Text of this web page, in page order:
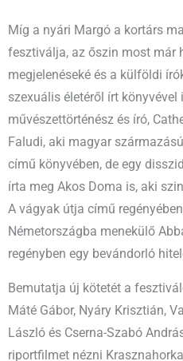
Míg a nyári Margó a kortárs
fesztiválja, az őszin most már
megjelenéseké és a külföldi
szexuális életéről írt könyvével
művészettörténész és író,
Faludi, aki magyar
című könyvében, de egy
írta meg Akos Doma is, aki
A vágyak útja című
Németországba menekülő
regényben egy bevándorló
Bemutatja új kötetét a
Máté Gábor, Nyáry Krisztián,
László és Cserna-Szabó
riportfilmet nézni